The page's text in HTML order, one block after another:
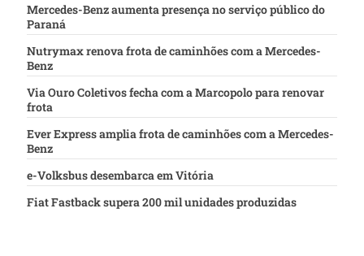
Mercedes-Benz aumenta presença no serviço público do
Paraná
Nutrymax renova frota de caminhões com a Mercedes-
Benz
Via Ouro Coletivos fecha com a Marcopolo para renovar
frota
Ever Express amplia frota de caminhões com a Mercedes-
Benz
e-Volksbus desembarca em Vitória
Fiat Fastback supera 200 mil unidades produzidas